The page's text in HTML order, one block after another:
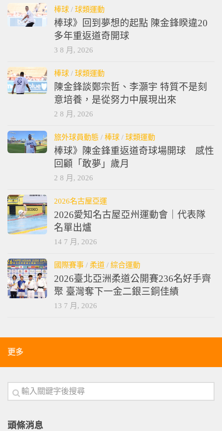
棒球 / 球類運動
棒球》回到夢想的起點 陳金鋒睽違20
多年重返道奇開球
3 8 月, 2026
棒球 / 球類運動
陳金鋒談鄭宗哲、李灝宇 特質不是刻
意培養，是從努力中展現出來
2 8 月, 2026
旅外球員動態 / 棒球 / 球類運動
棒球》陳金鋒重返道奇球場開球 感性
回顧「敢夢」歲月
2 8 月, 2026
2026名古屋亞運
2026愛知名古屋亞州運動會｜代表隊
名單出爐
14 7 月, 2026
國際賽事 / 柔道 / 綜合運動
2026臺北亞洲柔道公開賽236名好手齊
聚 臺灣奪下一金二銀三銅佳績
13 7 月, 2026
更多
頭條消息